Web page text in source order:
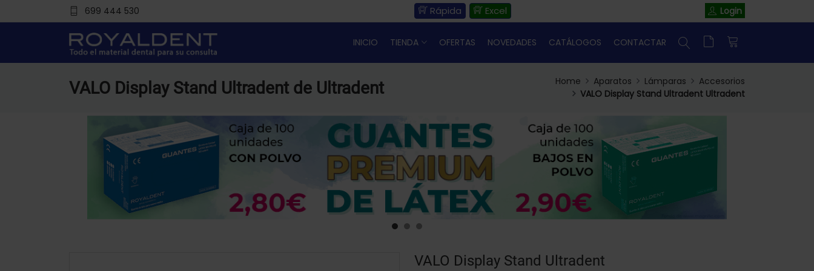
699 444 530 Rápida Excel Login
INICIO TIENDA OFERTAS NOVEDADES CATÁLOGOS CONTACTAR
VALO Display Stand Ultradent de Ultradent Home Aparatos Lámparas
Accesorios
VALO Display Stand Ultradent Ultradent
VALO Display Stand Ultradent